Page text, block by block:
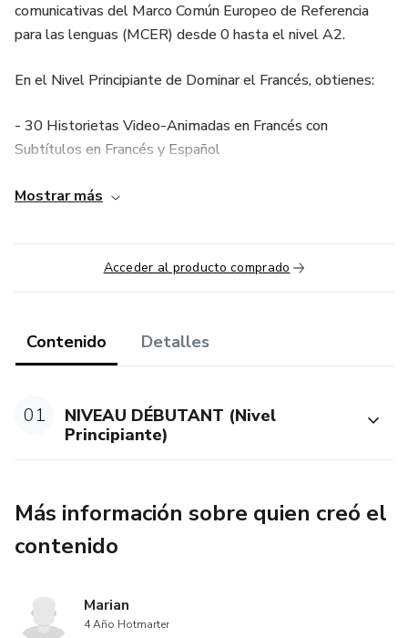
comunicativas del Marco Común Europeo de Referencia
para las lenguas (MCER) desde 0 hasta el nivel A2.
En el Nivel Principiante de Dominar el Francés, obtienes:
- 30 Historietas Video-Animadas en Francés con
Subtítulos en Francés y Español
- Inmersión: +20 Videos en Francés con Subtítulos en
- Los fundamentales del francés: +25 Videos Explicativos
e Interactivos
- 1 manual de aprendizaje correspondiendo al Nivel
- 30 pistas de audio para tu comprensión y producción oral
- más de 100 ejercicios en línea para entrenarte
manual de aprendizaje
Mostrar más
Acceder al producto comprado
Contenido Detalles
01
NIVEAU DÉBUTANT (Nivel
Principiante)
Más información sobre quien creó el
contenido
Marian
4 Año Hotmarter